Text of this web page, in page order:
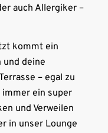
auch Allergiker –
kommt ein
und deine
– egal zu
ein super
und Verweilen
in unser Lounge